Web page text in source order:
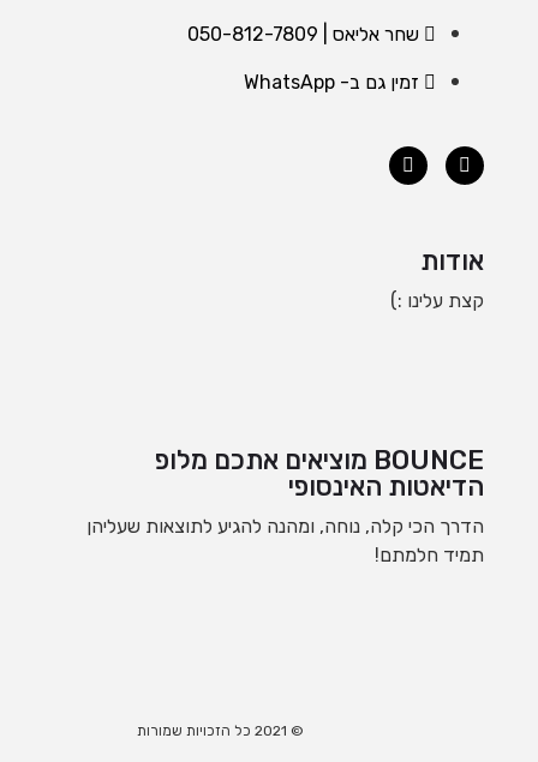
BOUNCE מוציאים אתכם מלופ
הדיאטות האינסופי
הדרך הכי קלה, נוחה, ומהנה להגיע לתוצאות שעליהן
תמיד חלמתם!
אודות
קצת עלינו :)
שחר אליאס | 050-812-7809
זמין גם ב- WhatsApp
© 2021 כל הזכויות שמורות